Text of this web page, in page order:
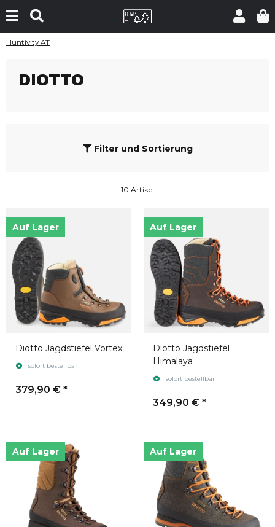
Huntivity AT
DIOTTO
Filter und Sortierung
10 Artikel
Auf Lager
Diotto Jagdstiefel Vortex
sofort bestellbar
379,90 € *
Auf Lager
Diotto Jagdstiefel
Himalaya
sofort bestellbar
349,90 € *
Auf Lager Auf Lager